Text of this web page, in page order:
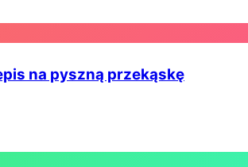
na pyszną przekąskę